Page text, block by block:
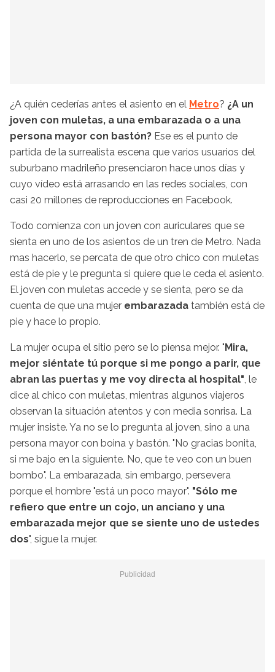
¿A quién cederías antes el asiento en el Metro? ¿A un
joven con muletas, a una embarazada o a una
persona mayor con bastón? Ese es el punto de
partida de la surrealista escena que varios usuarios del
suburbano madrileño presenciaron hace unos días y
cuyo vídeo está arrasando en las redes sociales, con
casi 20 millones de reproducciones en Facebook.
Todo comienza con un joven con auriculares que se
sienta en uno de los asientos de un tren de Metro. Nada
mas hacerlo, se percata de que otro chico con muletas
está de pie y le pregunta si quiere que le ceda el asiento.
El joven con muletas accede y se sienta, pero se da
cuenta de que una mujer embarazada también está de
pie y hace lo propio.
La mujer ocupa el sitio pero se lo piensa mejor. "Mira,
mejor siéntate tú porque si me pongo a parir, que
abran las puertas y me voy directa al hospital" , le
dice al chico con muletas, mientras algunos viajeros
observan la situación atentos y con media sonrisa. La
mujer insiste. Ya no se lo pregunta al joven, sino a una
persona mayor con boina y bastón. "No gracias bonita,
si me bajo en la siguiente. No, que te veo con un buen
bombo". La embarazada, sin embargo, persevera
porque el hombre "está un poco mayor". "Sólo me
refiero que entre un cojo, un anciano y una
embarazada mejor que se siente uno de ustedes
dos", sigue la mujer.